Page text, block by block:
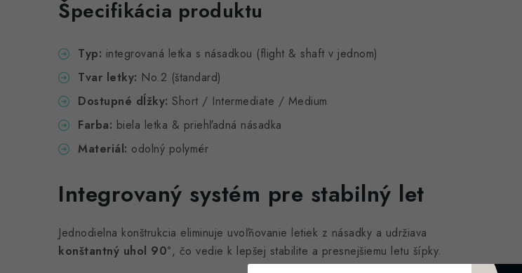
Špecifikácia produktu
Typ: integrovaná letka s násadkou (flight & shaft v jednom)
Tvar letky: No.2 (štandard)
Dostupné dĺžky: Short / Intermediate / Medium
Farba: biela letka & priehľadná násadka
Materiál: odolný polymér
Integrovaný systém pre stabilný let
Jednodielna konštrukcia eliminuje uvoľňovanie letiek z násadky a udržiava
konštantný uhol 90°, čo vedie k lepšej stabilite a presnejšiemu letu šípky.